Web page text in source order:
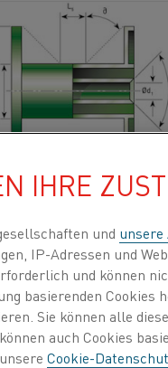
Elektrikfizierung
SIE MEHR
IHRE
und
IP-Adressen und
und können
basierenden
Sie können alle
auch Cookies
Cookie-